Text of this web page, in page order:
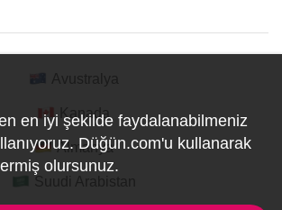
Kanada
Almanya
en iyi şekilde faydalanabilmeniz
Düğün.com'u kullanarak
olursunuz.